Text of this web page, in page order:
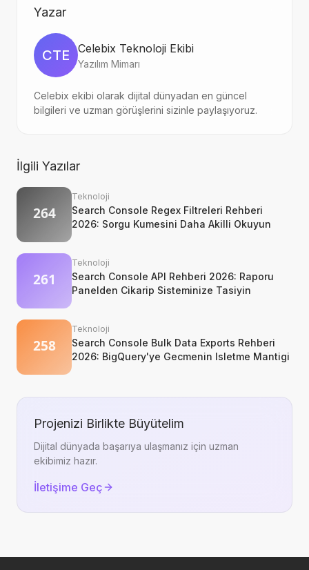
Yazar
CTE Celebix Teknoloji Ekibi
Yazılım Mimarı
Celebix ekibi olarak dijital dünyadan en güncel
bilgileri ve uzman görüşlerini sizinle paylaşıyoruz.
İlgili Yazılar
Teknoloji
Search Console Regex Filtreleri Rehberi
2026: Sorgu Kumesini Daha Akilli Okuyun
Teknoloji
Search Console API Rehberi 2026: Raporu
Panelden Cikarip Sisteminize Tasiyin
Teknoloji
Search Console Bulk Data Exports Rehberi
2026: BigQuery'ye Gecmenin Isletme Mantigi
Projenizi Birlikte Büyütelim
Dijital dünyada başarıya ulaşmanız için uzman
ekibimiz hazır.
İletişime Geç